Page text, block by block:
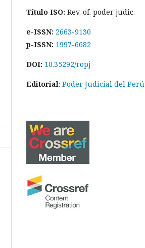
Título ISO: Rev. of. poder judic.
e-ISSN: 2663-9130
p-ISSN: 1997-6682
DOI: 10.35292/ropj
Editorial: Poder Judicial del Perú